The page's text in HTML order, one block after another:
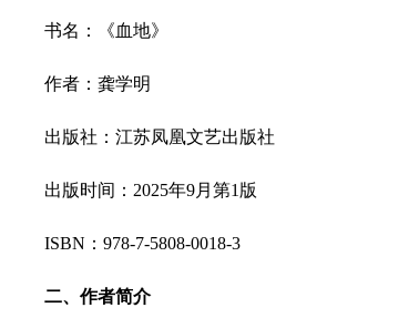
书名： 《血地》
作者：龚学明
出版社：江苏凤凰文艺出版社
出版时间：2025年9月第1版
ISBN ： 978-7-5808-0018-3
二、作者简介